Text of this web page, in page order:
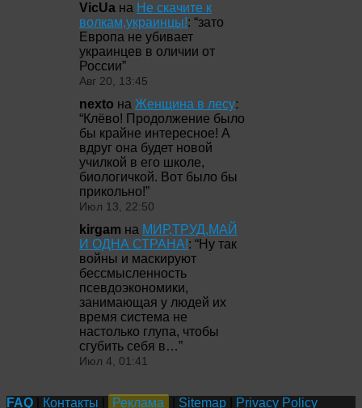
VicUa на Не скачите к
волкам,украинцы!: “зато
Европа не убивает
украинцев в оличии от
России”
Авг 20, 13:45
nexto на Женщина в лесу:
“Клёво! Продолжение было
бы крайне интересное! А
вдруг она будет новой
училкой в его школе,
биологичкой. Вот было бы
прикольно!”
Июл 13, 22:50
kirgam на МИР,ТРУД,МАЙ
И ОДНА СТРАНА!: “Ну так
войны и маскируют
бессмысленность
псевдоэкономики,
занимающая у людей их
время система не
настолько глупа, чтобы
сгубить себя в…”
Июл 4, 01:41
FAQ Контакты Реклама Sitemap Privacy Policy